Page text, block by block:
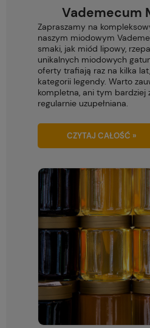
Vademecum
CZYTAJ CAŁOŚĆ »
Zapraszamy na
naszym miodowym
smaki, jak miód lipowy,
unikalnych miodowych
oferty trafiają raz na kilka
kategorii legendy. Warto
kompletna, ani tym bardziej
regularnie uzupełniana.